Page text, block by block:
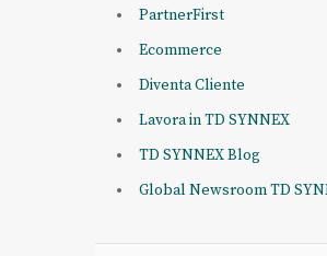
PartnerFirst
Ecommerce
Diventa Cliente
Lavora in TD SYNNEX
TD SYNNEX Blog
Global Newsroom TD